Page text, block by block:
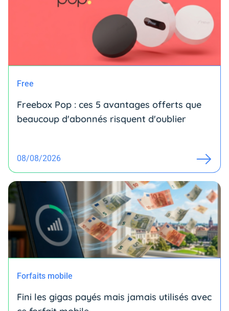
Free
Freebox Pop : ces 5 avantages offerts que
beaucoup d'abonnés risquent d'oublier
08/08/2026
Forfaits mobile
Fini les gigas payés mais jamais utilisés avec